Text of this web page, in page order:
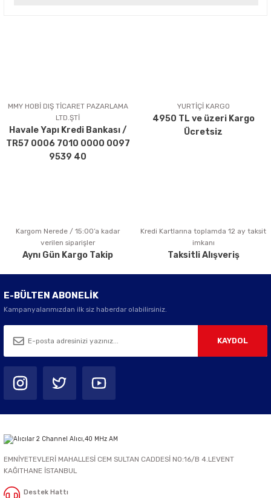
Ürün açıklamasında eksik bilgiler bulunuyor.
Ürün bilgilerinde hatalar bulunuyor.
Ürün fiyatı diğer sitelerden daha pahalı.
Bu ürüne benzer farklı alternatifler olmalı.
Gönder
MMY HOBİ DIŞ TİCARET PAZARLAMA
LTD.ŞTİ
Havale Yapı Kredi Bankası /
TR57 0006 7010 0000 0097
9539 40
YURTİÇİ KARGO
4950 TL ve üzeri Kargo
Ücretsiz
Kargom Nerede / 15:00’a kadar
verilen siparişler
Aynı Gün Kargo Takip
Kredi Kartlarına toplamda 12 ay taksit
imkanı
Taksitli Alışveriş
E-BÜLTEN ABONELİK
Kampanyalarımızdan ilk siz haberdar olabilirsiniz.
KAYDOL
EMNİYETEVLERİ MAHALLESİ CEM SULTAN CADDESİ NO:16/B 4.LEVENT
KAĞITHANE İSTANBUL
Destek Hattı